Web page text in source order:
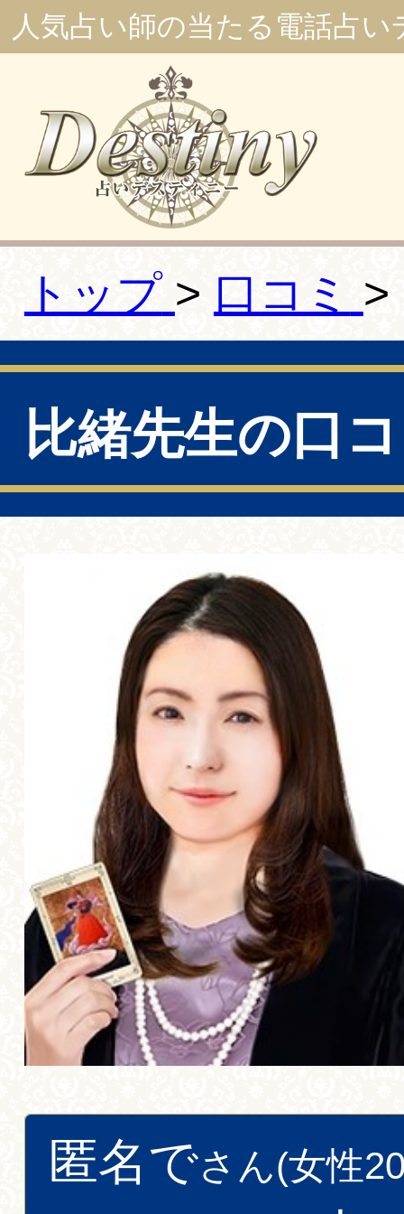
人気占い師の当たる電話占
トップ 口コミ
比緒先生の口
匿名でさん(女性